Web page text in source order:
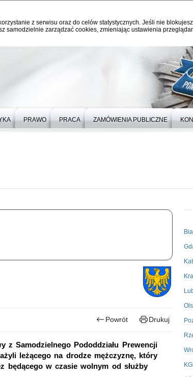
z serwisu oraz do celów statystycznych. Jeśli nie
samodzielnie zarządzać cookies, zmieniając ustawienia
PRAWO PRACA ZAMÓWIENIA PUBLICZNE
Powrót Drukuj
z Samodzielnego Pododdziału Prewencji
leżącego na drodze mężczyznę, który
będącego w czasie wolnym od służby